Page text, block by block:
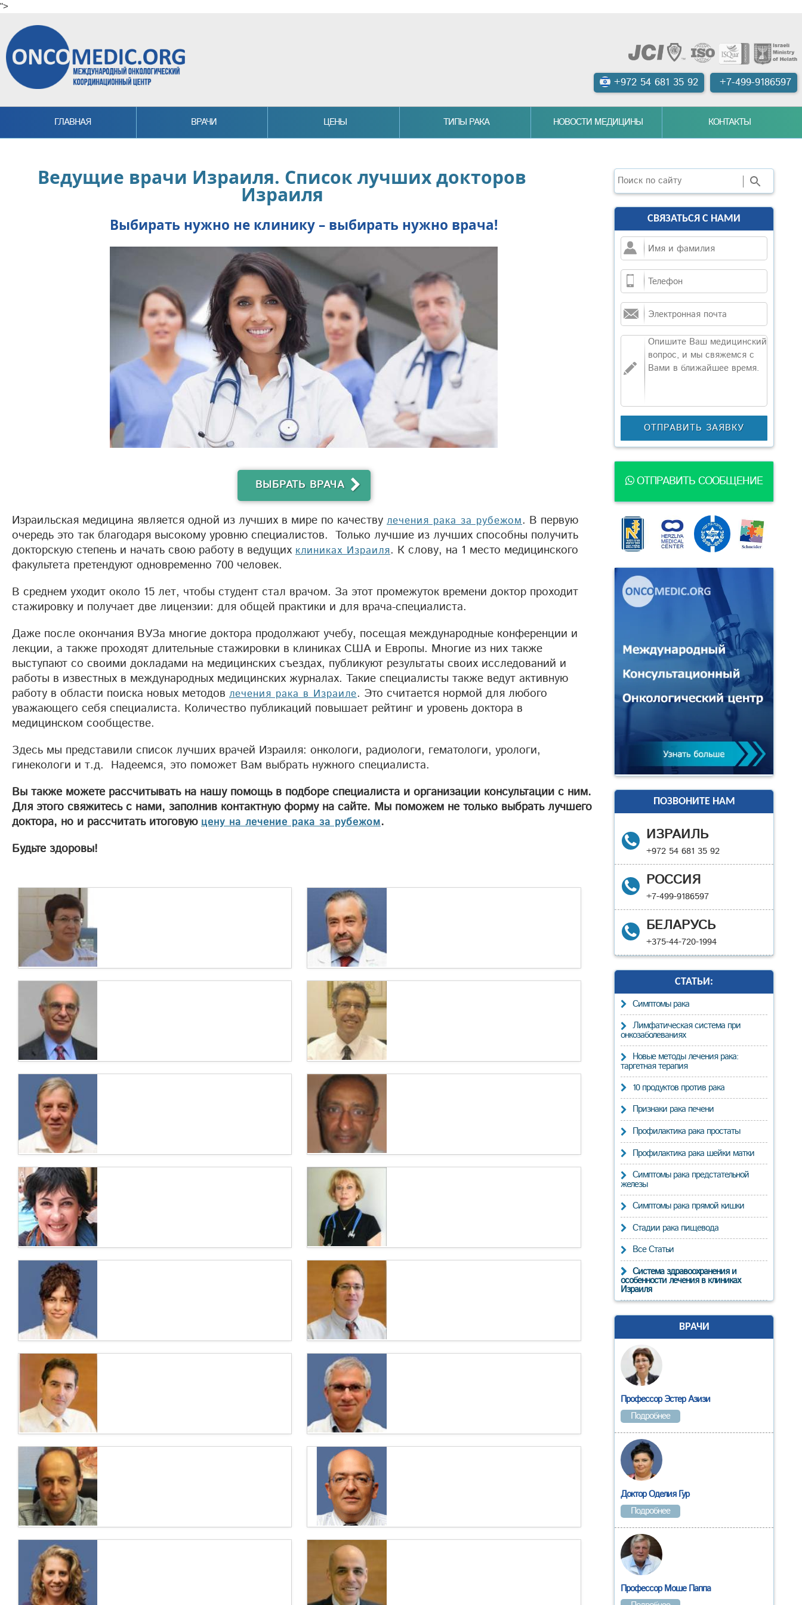
">
+7-499-9186597
+972 54 681 35 92
ГЛАВНАЯ ВРАЧИ ЦЕНЫ ТИПЫ РАКА НОВОСТИ МЕДИЦИНЫ КОНТАКТЫ
Ведущие врачи Израиля. Список лучших докторов
Израиля
Выбирать нужно не клинику – выбирать нужно врача!
ВЫБРАТЬ ВРАЧА
Израильская медицина является одной из лучших в мире по качеству лечения рака за рубежом. В первую
очередь это так благодаря высокому уровню специалистов. Только лучшие из лучших способны получить
докторскую степень и начать свою работу в ведущих клиниках Израиля. К слову, на 1 место медицинского
факультета претендуют одновременно 700 человек.
В среднем уходит около 15 лет, чтобы студент стал врачом. За этот промежуток времени доктор проходит
стажировку и получает две лицензии: для общей практики и для врача-специалиста.
Даже после окончания ВУЗа многие доктора продолжают учебу, посещая международные конференции и
лекции, а также проходят длительные стажировки в клиниках США и Европы. Многие из них также
выступают со своими докладами на медицинских съездах, публикуют результаты своих исследований и
работы в известных в международных медицинских журналах. Такие специалисты также ведут активную
работу в области поиска новых методов лечения рака в Израиле. Это считается нормой для любого
уважающего себя специалиста. Количество публикаций повышает рейтинг и уровень доктора в
медицинском сообществе.
Здесь мы представили список лучших врачей Израиля: онкологи, радиологи, гематологи, урологи,
гинекологи и т.д. Надеемся, это поможет Вам выбрать нужного специалиста.
Вы также можете рассчитывать на нашу помощь в подборе специалиста и организации консультации с ним.
Для этого свяжитесь с нами, заполнив контактную форму на сайте. Мы поможем не только выбрать лучшего
доктора, но и рассчитать итоговую цену на лечение рака за рубежом.
Будьте здоровы!
Доктор Светлана Залманова – известный
радиолог и онколог в Израиле
Доктор Светлана Залманова признана одним
из лучших израильских специалистов в
области применения...
Профессор Дан Флис – ведущий
отоларинголог в Израиле, лечащий
опухоли ЛОР-органов
Профессор Дан Флисс – широко известный в
мире, ведущий специалист высшей
квалификации в области...
Доктор Йорам Нойман – ведущий и
опытный гематолог-онколог в Израиле
Доктор Йорам Нойман – ведущий гематолог,
онкогематолог Израиля, признанный эксперт
в области...
Доктор Эли Розенбаум –
высококвалифицированный онкоуролог в
Израиле
Доктор Эли Розенбаум является врачом
высшей категории, специализирующимся в
области хирургической...
Профессор Миха Рабау – ведущий
хирург-проктолог в Израиле
Профессор Миха Рабау считается признанным
специалистом мирового уровня, врачом
высшей категории по...
Профессор Рами Бен-Йосеф – ведущий
онколог-радиолог в Израиле
Профессор Рами Бен-Йосеф - врач высшей
категории, онколог, специализирующийся по
радиологии и известный...
Доктор Юлия Гринберг – ведущий
онколог в Израиле
Доктор Юлия Гринберг занимает должность
старшего врача крупнейшей частной
медицинской клиники Израиля...
Профессор Зив Бен-Ари – известный
гепатолог в Израиле
Профессор Зив Бен-Ари является
заведующей трансплантационным
отделением (трансплантация печени) при...
Доктор Сигаль Тавор –
высококвалифицированный гематолог
Израиля
Доктор Сигаль Тавор –
высококвалифицированный врач-гематолог,
ведущий специалист Израиля в области...
Доктор Моше Иегуда – ведущий
челюстно-лицевой хирург в Израиле
Доктор Моше Ехуда считается признанным во
всем мире хирургом в области ЛОР-хирургии,
а также...
Доктор Рои Ландсберг – ведущий ЛОР и
хирург в Израиле
Доктор Рои Ландсберг считается признанным
экспертом в области ЛОР-хирургии, в
основном в области терапии...
Профессор Хаим Мацкин – лучший
онкоуролог в Израиле
Профессор Хаим Мацкин – ведущий
израильский врач-онкоуролог, магистр
медицины, эксперт в области...
Доктор Юрий Голдес – известный хирург
в Израиле, специализирующийся на
лапароскопических операциях
Доктор Юрий Голдес является одним из
ведущих врачей-хирургов в МЦ «Шиба» (Тель-
Профессор Офер Меримски –
высококвалифицированный онколог в
Израиле
Профессор Офер Меримски – широко
известный в мире специалист в области
Поиск
СВЯЗАТЬСЯ С НАМИ
ОТПРАВИТЬ СООБЩЕНИЕ
ПОЗВОНИТЕ НАМ
ИЗРАИЛЬ
+972 54 681 35 92
РОССИЯ
+7-499-9186597
БЕЛАРУСЬ
+375-44-720-1994
СТАТЬИ:
Cимптомы рака
Лимфатическая система при
онкозаболеваниях
Новые методы лечения рака:
таргетная терапия
10 продуктов против рака
Признаки рака печени
Профилактика рака простаты
Профилактика рака шейки матки
Симптомы рака предстательной
железы
Симптомы рака прямой кишки
Стадии рака пищевода
Все Статьи
Система здравоохранения и
особенности лечения в клиниках
Израиля
ВРАЧИ
Профессор Эстер Азизи
Подробнее
Доктор Оделия Гур
Подробнее
Профессор Моше Паппа